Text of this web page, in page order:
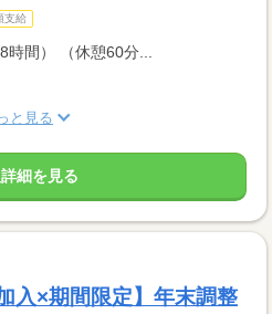
支給
間） （休憩60分...
と見る
細を見る
入×期間限定】年末調整